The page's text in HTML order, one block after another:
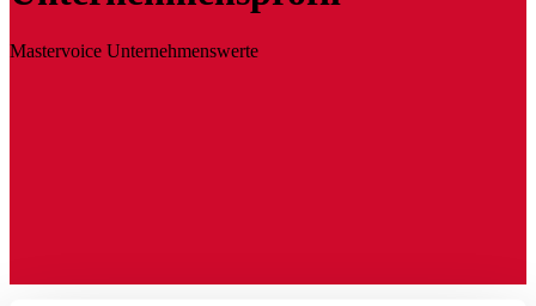
Mastervoice Unternehmenswerte